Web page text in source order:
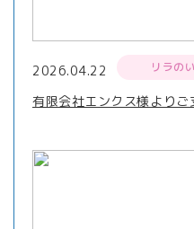
2026.04.22 リラの
有限会社エンクス様よりご